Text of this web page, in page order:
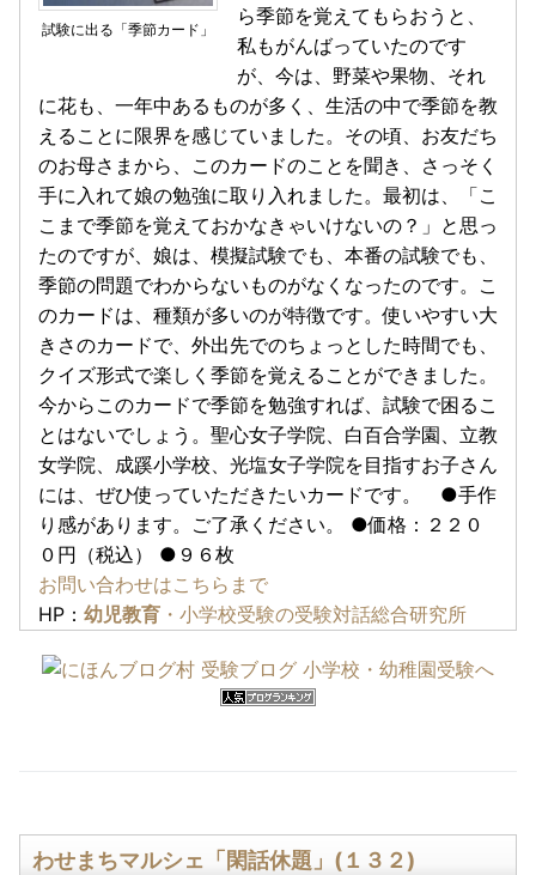
試験に出る「季節カード」
ら季節を覚えてもらおうと、
私もがんばっていたのです
が、今は、野菜や果物、それ
に花も、一年中あるものが多く、生活の中で季節を教
えることに限界を感じていました。その頃、お友だち
のお母さまから、このカードのことを聞き、さっそく
手に入れて娘の勉強に取り入れました。最初は、「こ
こまで季節を覚えておかなきゃいけないの？」と思っ
たのですが、娘は、模擬試験でも、本番の試験でも、
季節の問題でわからないものがなくなったのです。こ
のカードは、種類が多いのが特徴です。使いやすい大
きさのカードで、外出先でのちょっとした時間でも、
クイズ形式で楽しく季節を覚えることができました。
今からこのカードで季節を勉強すれば、試験で困るこ
とはないでしょう。聖心女子学院、白百合学園、立教
女学院、成蹊小学校、光塩女子学院を目指すお子さん
には、ぜひ使っていただきたいカードです。 ●手作
り感があります。ご了承ください。 ●価格：２２０
０円（税込） ●９６枚
お問い合わせはこちらまで
HP： 幼児教育 ・小学校受験の受験対話総合研究所
わせまちマルシェ「閑話休題」(１３２)